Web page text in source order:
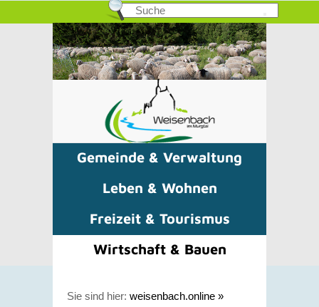
Gemeinde & Verwaltung
Leben & Wohnen
Freizeit & Tourismus
Wirtschaft & Bauen
Sie sind hier: weisenbach.online »